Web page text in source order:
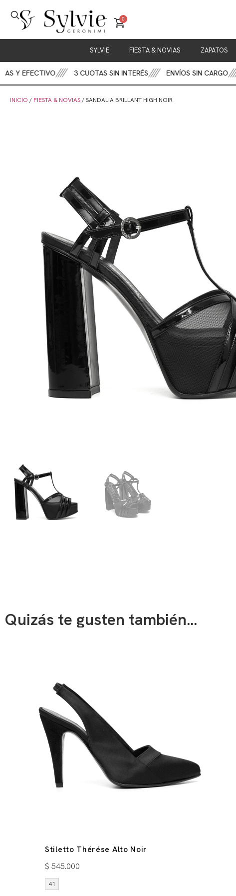
0
SYLVIE FIESTA & NOVIAS ZAPATOS
Y EFECTIVO 3 CUOTAS SIN INTERÉS ENVÍOS SIN CARGO
INICIO / FIESTA & NOVIAS/ SANDALIA BRILLANT HIGH NOIR
Quizás te gusten también...
Stiletto Thérése Alto Noir
$ 545.000
41